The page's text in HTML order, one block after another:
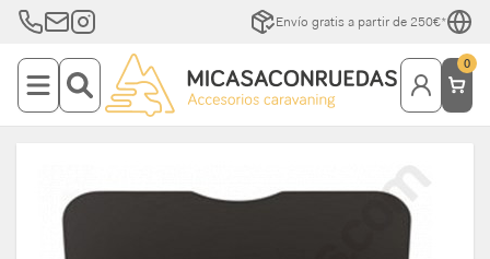
Envío gratis a partir de 250€*
0